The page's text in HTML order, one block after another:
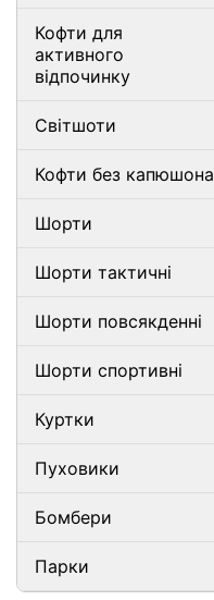
Кофти для
активного
відпочинку
Світшоти
Кофти без капюшона
Шорти
Шорти тактичні
Шорти повсякденні
Шорти спортивні
Куртки
Пуховики
Бомбери
Парки